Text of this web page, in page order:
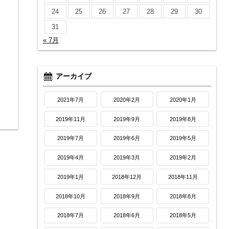
24 25 26 27 28 29
30
31
« 7月
アーカイブ
2021年7月 2020年2月 2020年1月
2019年11月 2019年9月 2019年8月
2019年7月 2019年6月 2019年5月
2019年4月 2019年3月 2019年2月
2019年1月 2018年12月 2018年11月
2018年10月 2018年9月 2018年8月
2018年7月 2018年6月 2018年5月